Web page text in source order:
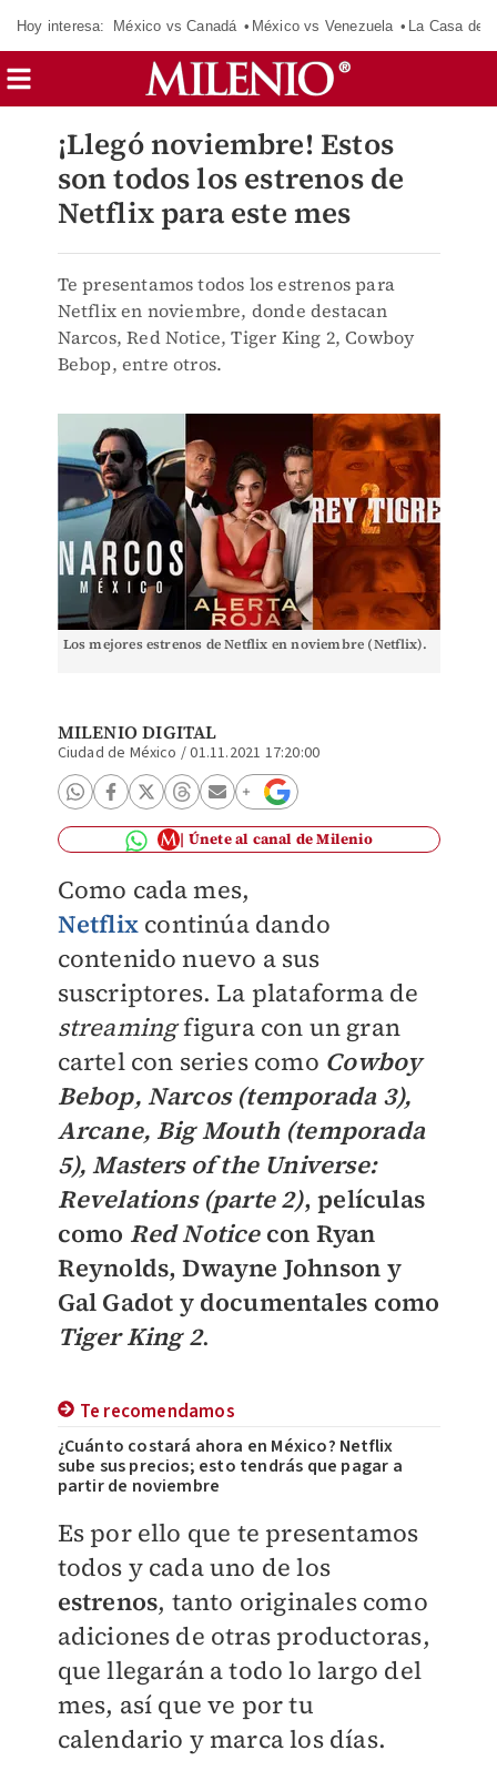
Hoy interesa: México vs Canadá México vs Venezuela La Casa de
¡Llegó noviembre! Estos
son todos los estrenos de
Netflix para este mes
Te presentamos todos los estrenos para
Netflix en noviembre, donde destacan
Narcos, Red Notice, Tiger King 2, Cowboy
Bebop, entre otros.
Los mejores estrenos de Netflix en noviembre (Netflix).
MILENIO DIGITAL
Ciudad de México /01.11.2021 17:20:00
Únete al canal de Milenio
Como cada mes,
Netflix continúa dando
contenido nuevo a sus
suscriptores. La plataforma de
streamingfigura con un gran
cartel con series como Cowboy
Bebop, Narcos (temporada 3),
Arcane, Big Mouth (temporada
5), Masters of the Universe:
Revelations (parte 2), películas
como Red Notice con Ryan
Reynolds, Dwayne Johnson y
Gal Gadot y documentales como
Tiger King 2.
Te recomendamos
¿Cuánto costará ahora en México? Netflix
sube sus precios; esto tendrás que pagar a
partir de noviembre
Es por ello que te presentamos
todos y cada uno de los
estrenos, tanto originales como
adiciones de otras productoras,
que llegarán a todo lo largo del
mes, así que ve por tu
calendario y marca los días.